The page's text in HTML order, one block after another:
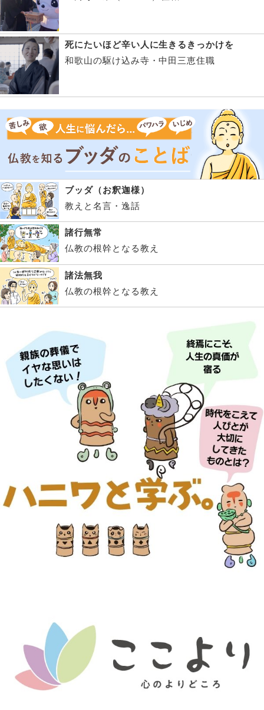
死にたいほど辛い人に生きるきっかけを
和歌山の駆け込み寺・中田三恵住職
ブッダ（お釈迦様）
教えと名言・逸話
諸行無常
仏教の根幹となる教え
諸法無我
仏教の根幹となる教え